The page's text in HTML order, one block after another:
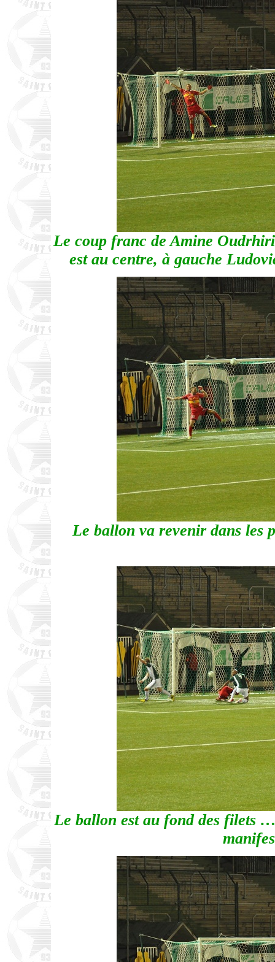
Le coup franc de Amine
est au centre, à gauche
Le ballon va revenir dans les
Le ballon est au fond des filets